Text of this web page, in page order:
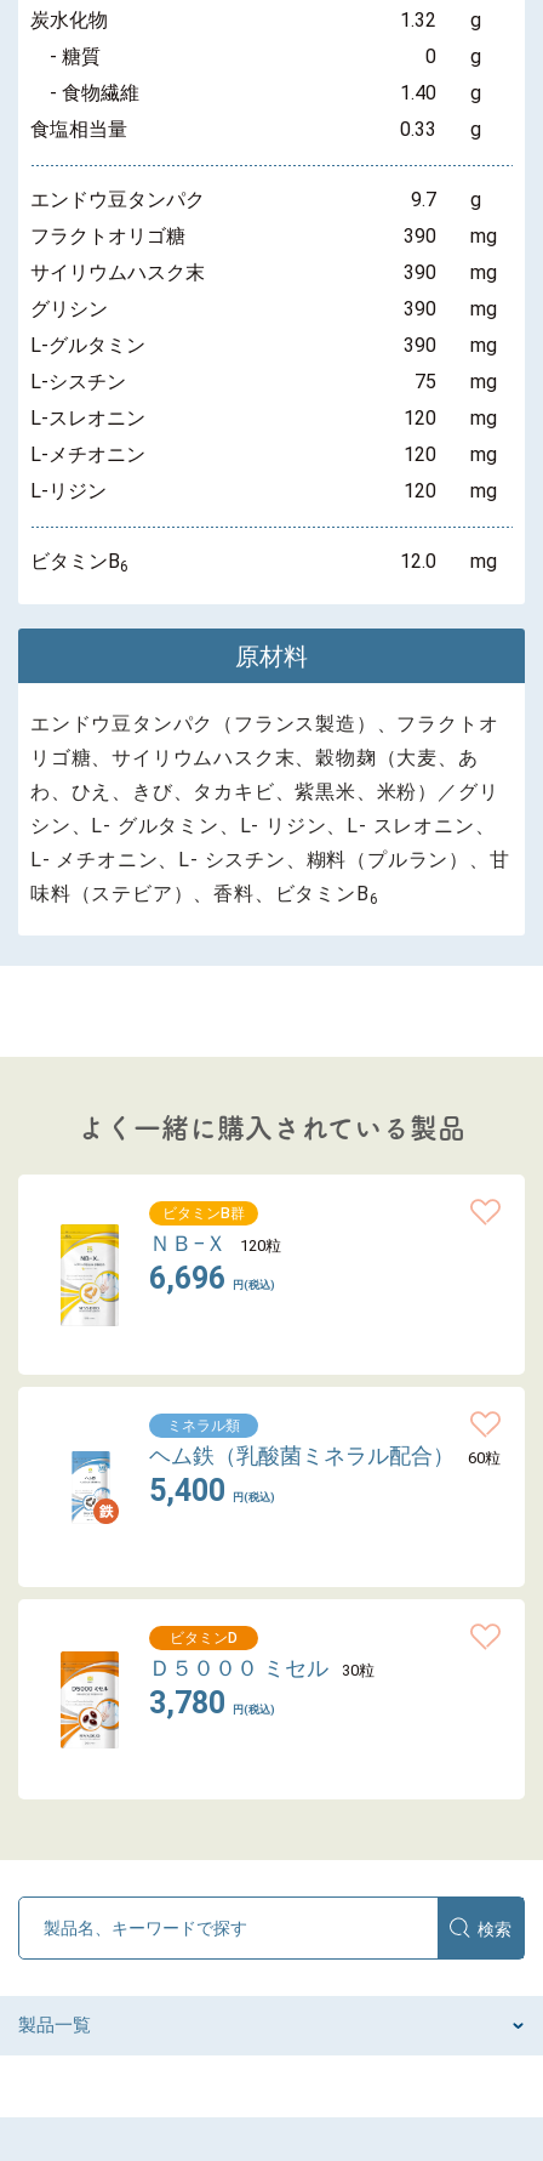
炭水化物
1.32
g
- 糖質
0
g
- 食物繊維
1.40
g
食塩相当量
0.33 g
エンドウ豆タンパク 9.7
g
フラクトオリゴ糖
390
mg
サイリウムハスク末
390
mg
グリシン
390
mg
L-グルタミン
390
mg
L-シスチン
75
mg
L-スレオニン
120
mg
L-メチオニン
120
mg
L-リジン
120 mg
ビタミンB6 12.0 mg
原材料
エンドウ豆タンパク（フランス製造）、フラクトオ
リゴ糖、サイリウムハスク末、穀物麹（大麦、あ
わ、ひえ、きび、タカキビ、紫黒米、米粉）／グリ
シン、L- グルタミン、L- リジン、L- スレオニン、
L- メチオニン、L- シスチン、糊料（プルラン）、甘
味料（ステビア）、香料、ビタミンB6
よく一緒に購入されている製品
ビタミンB群
ＮＢ−Ｘ 120粒
6,696 円(税込)
ミネラル類
ヘム鉄（乳酸菌ミネラル配合） 60粒
5,400 円(税込)
ビタミンD
Ｄ５０００ ミセル 30粒
3,780 円(税込)
製品一覧